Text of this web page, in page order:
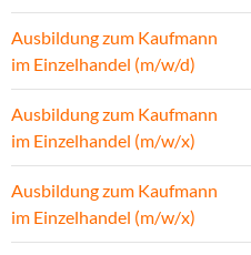
Ausbildung zum Kaufmann
im Einzelhandel (m/w/d)
Ausbildung zum Kaufmann
im Einzelhandel (m/w/x)
Ausbildung zum Kaufmann
im Einzelhandel (m/w/x)